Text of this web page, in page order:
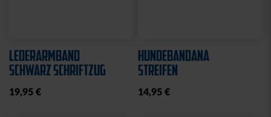
LEDERARMBAND
SCHWARZ SCHRIFTZUG
19,95 €
HUNDEBANDANA
STREIFEN
14,95 €